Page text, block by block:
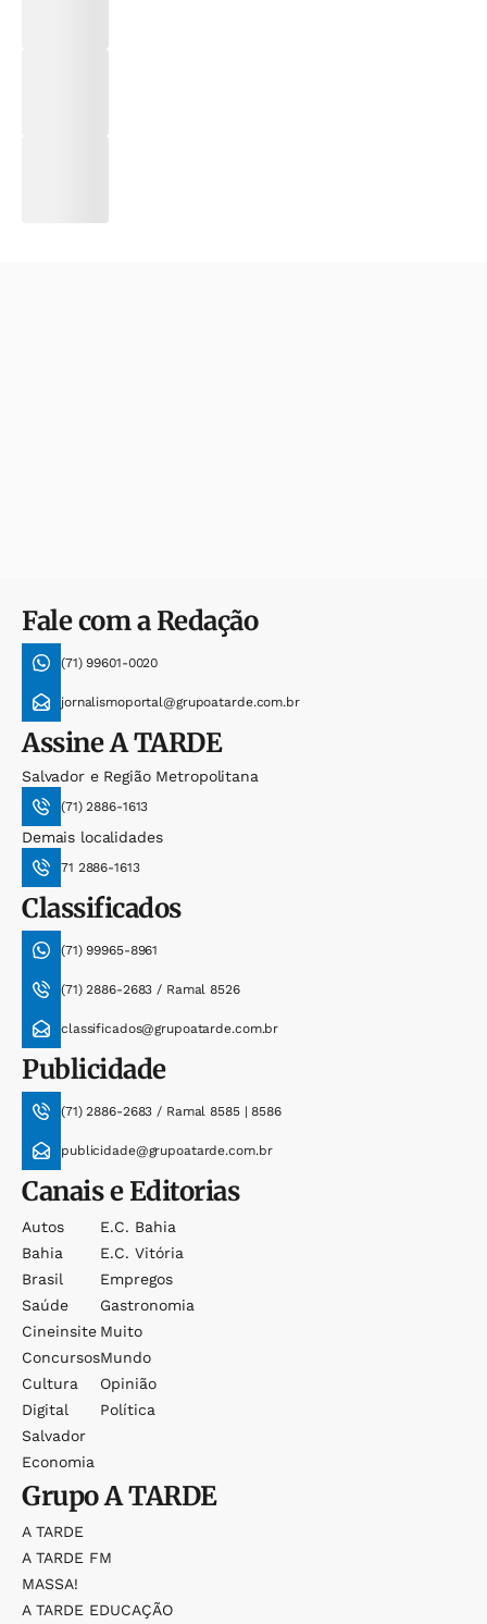
Fale com a Redação
(71) 99601-0020
jornalismoportal@grupoatarde.com.br
AssineA TARDE
Salvador e Região Metropolitana
(71) 2886-1613
Demais localidades
71 2886-1613
Classificados
(71) 99965-8961
(71) 2886-2683 / Ramal 8526
classificados@grupoatarde.com.br
Publicidade
(71) 2886-2683 / Ramal 8585 | 8586
publicidade@grupoatarde.com.br
Canais e Editorias
Autos
Bahia
Brasil
Saúde
Cineinsite
Concursos
Cultura
Digital
Salvador
Economia
E.c. Bahia
E.c. Vitória
Empregos
Gastronomia
Muito
Mundo
Opinião
Política
GrupoA TARDE
A TARDE
A TARDE FM
MASSA!
A TARDE EDUCAÇÃO